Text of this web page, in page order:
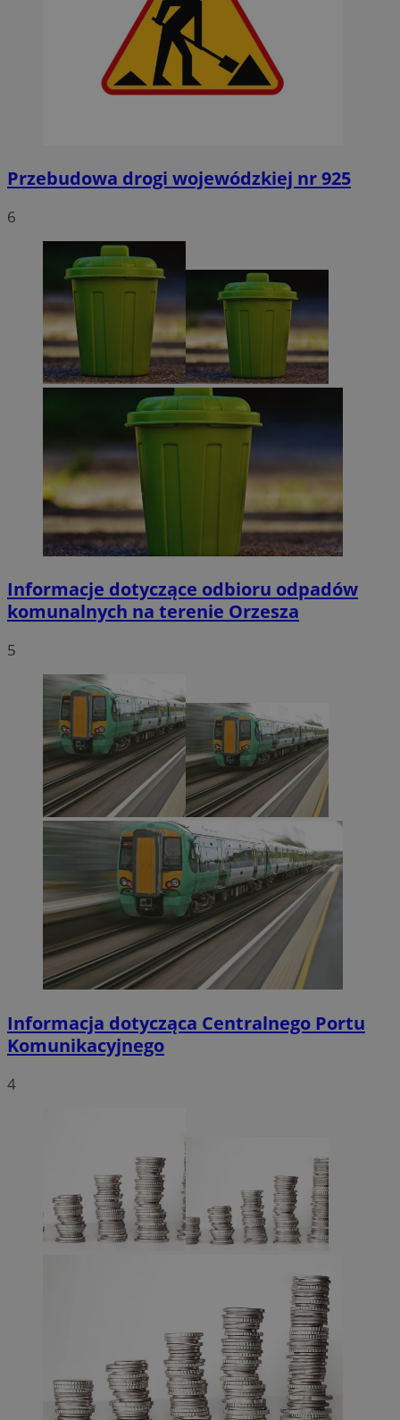
Przebudowa drogi wojewódzkiej nr 925
6
Informacje dotyczące odbioru odpadów
komunalnych na terenie Orzesza
5
Informacja dotycząca Centralnego Portu
Komunikacyjnego
4